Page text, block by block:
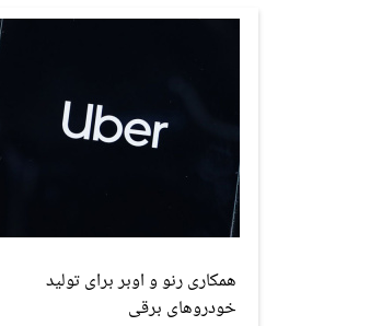
همکاری رنو و اوبر برای تولید
خودروهای برقی